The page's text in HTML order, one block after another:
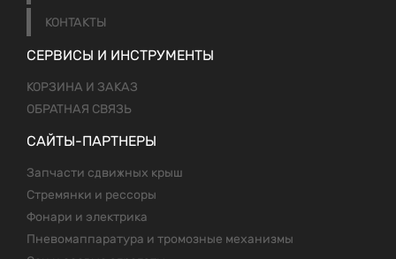
КОНТАКТЫ
СЕРВИСЫ И ИНСТРУМЕНТЫ
КОРЗИНА И ЗАКАЗ
ОБРАТНАЯ СВЯЗЬ
САЙТЫ-ПАРТНЕРЫ
Запчасти сдвижных крыш
Стремянки и рессоры
Фонари и электрика
Пневомаппаратура и тромозные механизмы